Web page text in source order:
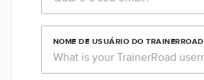
NOME DE USUÁRIO DO TRAINERROAD